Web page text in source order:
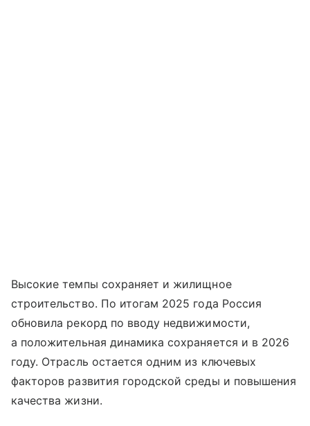
Высокие темпы сохраняет и жилищное
строительство. По итогам 2025 года Россия
обновила рекорд по вводу недвижимости,
а положительная динамика сохраняется и в 2026
году. Отрасль остается одним из ключевых
факторов развития городской среды и повышения
качества жизни.